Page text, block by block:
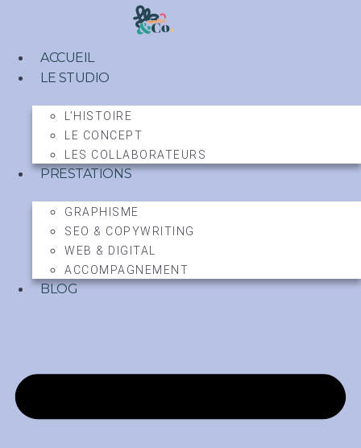
contenu
ACCUEIL
LE STUDIO
L’HISTOIRE
LE CONCEPT
LES COLLABORATEURS
PRESTATIONS
GRAPHISME
SEO & COPYWRITING
WEB & DIGITAL
ACCOMPAGNEMENT
BLOG